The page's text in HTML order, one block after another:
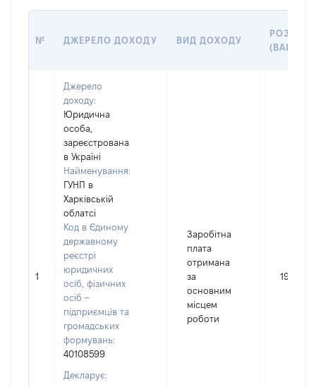
№ ДЖЕРЕЛО ДОХОДУ ВИД ДОХОДУ
РОЗМІР
1
Джерело
доходу:
Юридична
особа,
зареєстрована
в Україні
Найменування:
ГУНП в
Харківській
облатсі
Код в Єдиному
державному
реєстрі
юридичних
осіб, фізичних
осіб –
підприємців та
громадських
формувань:
40108599
Декларує:
Заробітна
плата
отримана
за
основним
місцем
роботи
199315